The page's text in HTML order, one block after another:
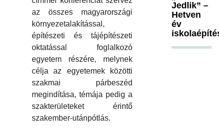
az összes magyarországi
környezetalakítással,
építészeti és tájépítészeti
oktatással foglalkozó
egyetem részére, melynek
célja az egyetemek közötti
szakmai párbeszéd
megindítása, témája pedig a
szakterületeket érintő
szakember-utánpótlás.
Jedlik” –
Hetven
év